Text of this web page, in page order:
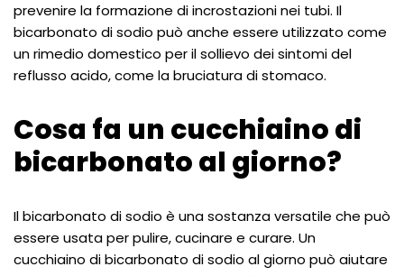
prevenire la formazione di incrostazioni nei tubi. Il
bicarbonato di sodio può anche essere utilizzato come
un rimedio domestico per il sollievo dei sintomi del
reflusso acido, come la bruciatura di stomaco.
Cosa fa un cucchiaino di
bicarbonato al giorno?
Il bicarbonato di sodio è una sostanza versatile che può
essere usata per pulire, cucinare e curare. Un
cucchiaino di bicarbonato di sodio al giorno può aiutare